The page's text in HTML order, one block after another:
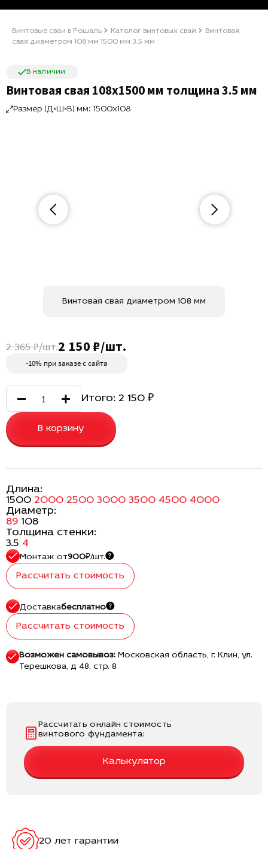
Винтовые сваи в Рошаль Каталог винтовых свай
Винтовая
свая диаметром 108 мм 1500 мм 3.5 мм
В наличии
Винтовая свая 108х1500 мм толщина 3.5 мм
Размер (Д×Ш×В) мм: 1500x108
2 365 ₽/шт.2 150 ₽/шт.
-10% при заказе с сайта
Итого: 2 150 ₽
В корзину
Длина:
1500 2000 2500 3000 3500 4500 4000
Диаметр:
89 108
Толщина стенки:
3.5 4
Монтаж от900₽/шт.
Рассчитать стоимость
Доставкабесплатно
Рассчитать стоимость
Возможен самовывоз:Московская область, г. Клин, ул.
Терешкова, д 48, стр. 8
Рассчитать онлайн стоимость
винтового фундамента:
Калькулятор
Винтовая свая диаметром 108 мм
20 лет гарантии